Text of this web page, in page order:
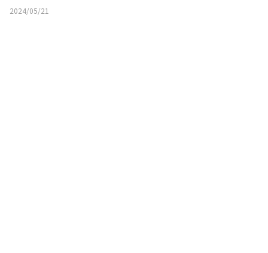
2024/05/21